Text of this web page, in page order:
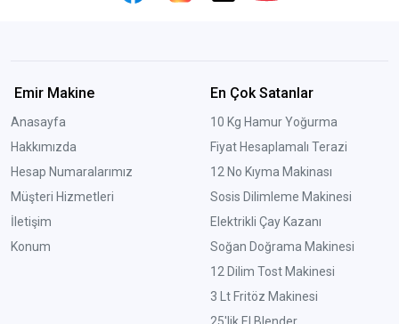
Emir Makine
Anasayfa
Hakkımızda
Hesap Numaralarımız
Müşteri Hizmetleri
İletişim
Konum
En Çok Satanlar
10 Kg Hamur Yoğurma
Fiyat Hesaplamalı Terazi
12 No Kıyma Makinası
Sosis Dilimleme Makinesi
Elektrikli Çay Kazanı
Soğan Doğrama Makinesi
12 Dilim Tost Makinesi
3 Lt Fritöz Makinesi
25'lik El Blender